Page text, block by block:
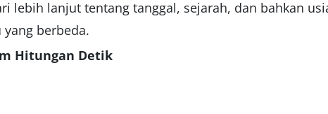
lebih lanjut tentang tanggal, sejarah, dan bahkan
berbeda.
Hitungan Detik